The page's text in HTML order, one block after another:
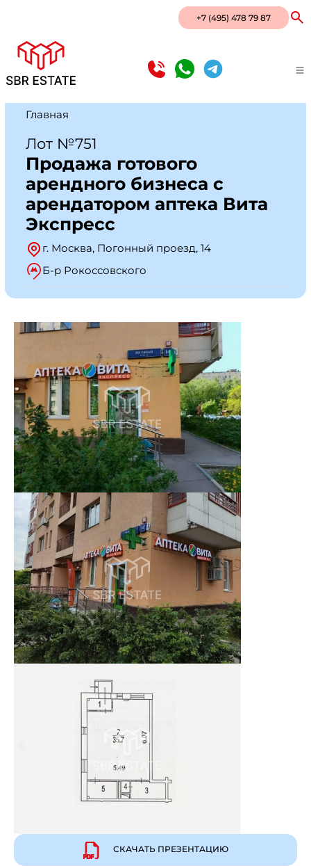
+7 (495) 478 79 87
Главная
Лот №751
Продажа готового
арендного бизнеса с
арендатором аптека Вита
Экспресс
г. Москва, Погонный проезд, 14
Б-р Рокоссовского
СКАЧАТЬ ПРЕЗЕНТАЦИЮ